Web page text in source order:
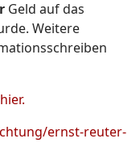
Geld auf das
Weitere
hier.
ernst-reuter-